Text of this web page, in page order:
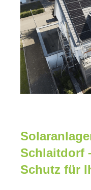
Schlaitdorf
Schutz für